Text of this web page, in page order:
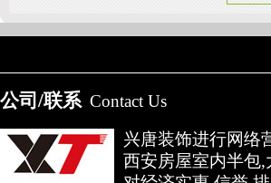
公司/联系 Contact Us
兴唐装饰进行网络
西安房屋室内半包